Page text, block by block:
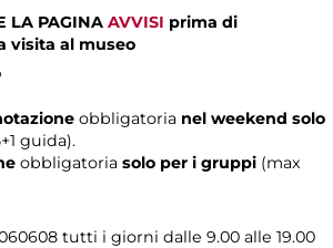
LA PAGINA AVVISI prima di
visita al museo
obbligatoria nel weekend solo
guida).
obbligatoria solo per i gruppi (max
tutti i giorni dalle 9.00 alle 19.00